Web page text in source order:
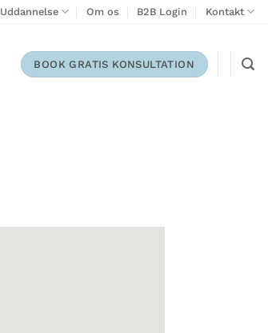
Uddannelse Om os B2B Login Kontakt
BOOK GRATIS KONSULTATION